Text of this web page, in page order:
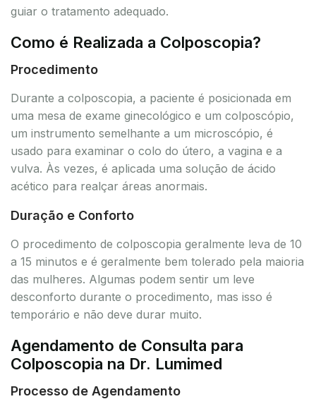
guiar o tratamento adequado.
Como é Realizada a Colposcopia?
Procedimento
Durante a colposcopia, a paciente é posicionada em
uma mesa de exame ginecológico e um colposcópio,
um instrumento semelhante a um microscópio, é
usado para examinar o colo do útero, a vagina e a
vulva. Às vezes, é aplicada uma solução de ácido
acético para realçar áreas anormais.
Duração e Conforto
O procedimento de colposcopia geralmente leva de 10
a 15 minutos e é geralmente bem tolerado pela maioria
das mulheres. Algumas podem sentir um leve
desconforto durante o procedimento, mas isso é
temporário e não deve durar muito.
Agendamento de Consulta para
Colposcopia na Dr. Lumimed
Processo de Agendamento